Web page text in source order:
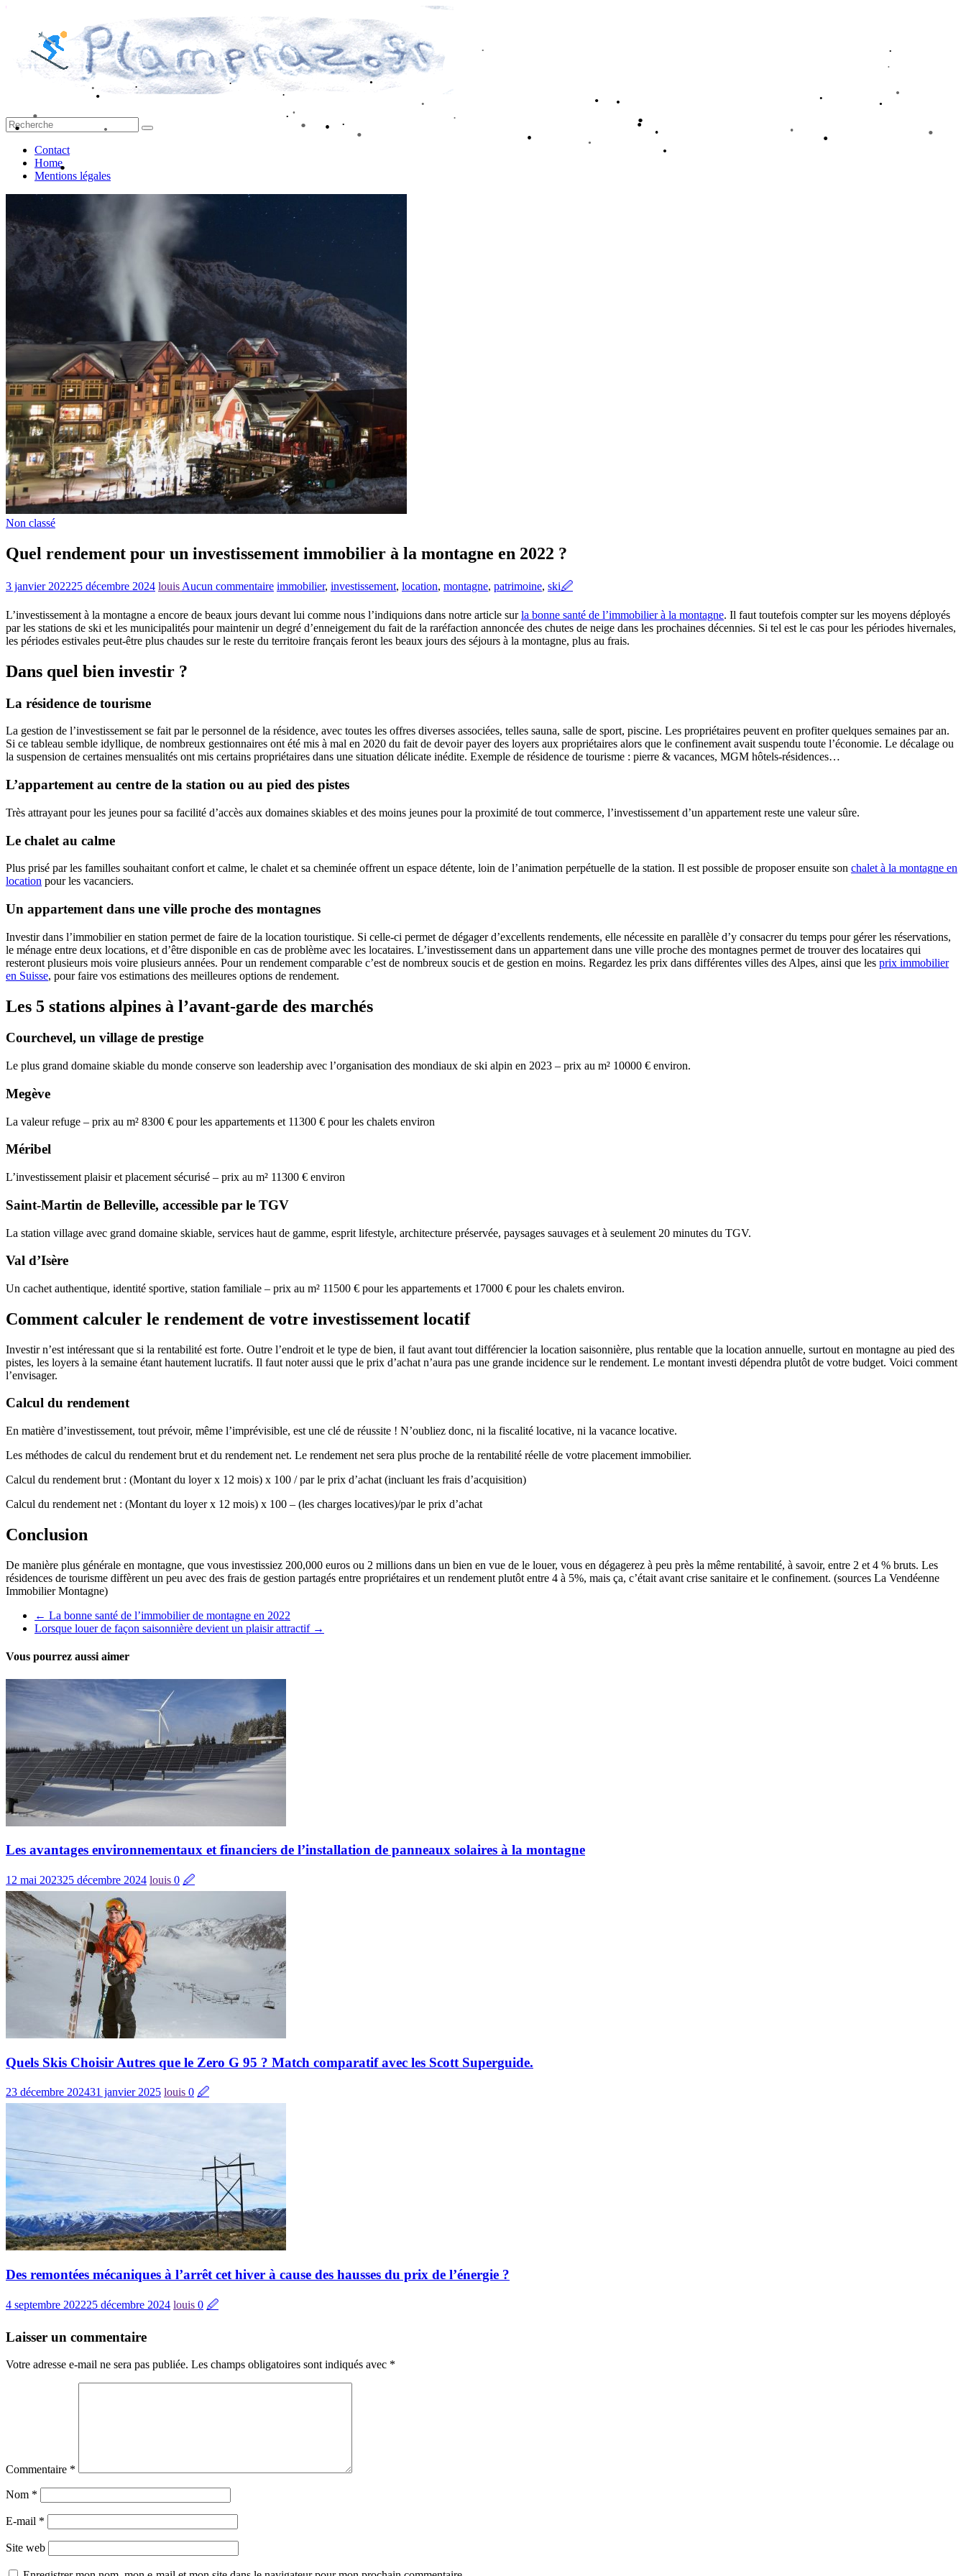
Passer
contenu
Plampraz.fr
•
•
•
•
Contact
Home
Mentions légales
Non classé
Quel rendement pour un investissement immobilier à la montagne en 2022 ?
3 janvier 202225 décembre 2024 louis Aucun commentaire immobilier, investissement, location, montagne, patrimoine, ski🖉
L’investissement à la montagne a encore de beaux jours devant lui comme nous l’indiquions dans notre article surla bonne santé de l’immobilier à la montagne. Il faut toutefois compter sur les moyens déployés
par les stations de ski et les municipalités pour maintenir un degré d’enneigement du fait de la raréfaction annoncée des chutes de neige dans les prochaines décennies. Si tel est le cas pour les périodes hivernales,
les périodes estivales peut-être plus chaudes sur le reste du territoire français feront les beaux jours des séjours à la montagne, plus au frais.
Dans quel bien investir ?
La résidence de tourisme
La gestion de l’investissement se fait par le personnel de la résidence, avec toutes les offres diverses associées, telles sauna, salle de sport, piscine. Les propriétaires peuvent en profiter quelques semaines par an.
Si ce tableau semble idyllique, de nombreux gestionnaires ont été mis à mal en 2020 du fait de devoir payer des loyers aux propriétaires alors que le confinement avait suspendu toute l’économie. Le décalage ou
la suspension de certaines mensualités ont mis certains propriétaires dans une situation délicate inédite. Exemple de résidence de tourisme : pierre & vacances, MGM hôtels-résidences…
L’appartement au centre de la station ou au pied des pistes
Très attrayant pour les jeunes pour sa facilité d’accès aux domaines skiables et des moins jeunes pour la proximité de tout commerce, l’investissement d’un appartement reste une valeur sûre.
Le chalet au calme
Plus prisé par les familles souhaitant confort et calme, le chalet et sa cheminée offrent un espace détente, loin de l’animation perpétuelle de la station. Il est possible de proposer ensuite son chalet à la montagne en
location pour les vacanciers.
Un appartement dans une ville proche des montagnes
Investir dans l’immobilier en station permet de faire de la location touristique. Si celle-ci permet de dégager d’excellents rendements, elle nécessite en parallèle d’y consacrer du temps pour gérer les réservations,
le ménage entre deux locations, et d’être disponible en cas de problème avec les locataires. L’investissement dans un appartement dans une ville proche des montagnes permet de trouver des locataires qui
resteront plusieurs mois voire plusieurs années. Pour un rendement comparable c’est de nombreux soucis et de gestion en moins. Regardez les prix dans différentes villes des Alpes, ainsi que les prix immobilier
en Suisse, pour faire vos estimations des meilleures options de rendement.
Les 5 stations alpines à l’avant-garde des marchés
Courchevel, un village de prestige
Le plus grand domaine skiable du monde conserve son leadership avec l’organisation des mondiaux de ski alpin en 2023 – prix au m² 10000 € environ.
Megève
La valeur refuge – prix au m² 8300 € pour les appartements et 11300 € pour les chalets environ
Méribel
L’investissement plaisir et placement sécurisé – prix au m² 11300 € environ
Saint-Martin de Belleville, accessible par le TGV
La station village avec grand domaine skiable, services haut de gamme, esprit lifestyle, architecture préservée, paysages sauvages et à seulement 20 minutes du TGV.
Val d’Isère
Un cachet authentique, identité sportive, station familiale – prix au m² 11500 € pour les appartements et 17000 € pour les chalets environ.
Comment calculer le rendement de votre investissement locatif
Investir n’est intéressant que si la rentabilité est forte. Outre l’endroit et le type de bien, il faut avant tout différencier la location saisonnière, plus rentable que la location annuelle, surtout en montagne au pied des
pistes, les loyers à la semaine étant hautement lucratifs. Il faut noter aussi que le prix d’achat n’aura pas une grande incidence sur le rendement. Le montant investi dépendra plutôt de votre budget. Voici comment
l’envisager.
Calcul du rendement
En matière d’investissement, tout prévoir, même l’imprévisible, est une clé de réussite ! N’oubliez donc, ni la fiscalité locative, ni la vacance locative.
Les méthodes de calcul du rendement brut et du rendement net. Le rendement net sera plus proche de la rentabilité réelle de votre placement immobilier.
Calcul du rendement brut : (Montant du loyer x 12 mois) x 100 / par le prix d’achat (incluant les frais d’acquisition)
Calcul du rendement net : (Montant du loyer x 12 mois) x 100 – (les charges locatives)/par le prix d’achat
Conclusion
De manière plus générale en montagne, que vous investissiez 200,000 euros ou 2 millions dans un bien en vue de le louer, vous en dégagerez à peu près la même rentabilité, à savoir, entre 2 et 4 % bruts. Les
résidences de tourisme diffèrent un peu avec des frais de gestion partagés entre propriétaires et un rendement plutôt entre 4 à 5%, mais ça, c’était avant crise sanitaire et le confinement. (sources La Vendéenne
Immobilier Montagne)
← La bonne santé de l’immobilier de montagne en 2022
Lorsque louer de façon saisonnière devient un plaisir attractif →
Vous pourrez aussi aimer
Les avantages environnementaux et financiers de l’installation de panneaux solaires à la montagne
12 mai 202325 décembre 2024 louis 0 🖉
Quels Skis Choisir Autres que le Zero G 95 ? Match comparatif avec les Scott Superguide.
23 décembre 202431 janvier 2025 louis 0 🖉
Des remontées mécaniques à l’arrêt cet hiver à cause des hausses du prix de l’énergie ?
4 septembre 202225 décembre 2024 louis 0 🖉
Laisser un commentaire
Votre adresse e-mail ne sera pas publiée. Les champs obligatoires sont indiqués avec *
Commentaire *
Nom *
E-mail *
Site web